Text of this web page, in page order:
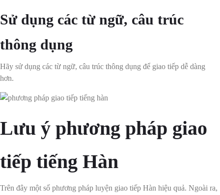
Sử dụng các từ ngữ, câu trúc
thông dụng
Hãy sử dụng các từ ngữ, câu trúc thông dụng để giao tiếp dễ dàng
hơn.
Lưu ý phương pháp giao
tiếp tiếng Hàn
Trên đây một số phương pháp luyện giao tiếp Hàn hiệu quả. Ngoài ra,